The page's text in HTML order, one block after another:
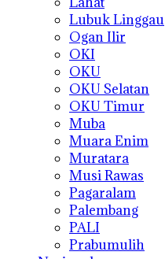
Lubuk Linggau
Ogan Ilir
OKI
OKU
OKU Selatan
OKU Timur
Muba
Muara Enim
Muratara
Musi Rawas
Pagaralam
Palembang
PALI
Prabumulih